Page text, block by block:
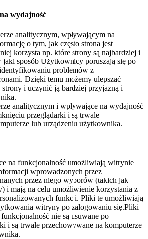
wydajność
analitycznym, wpływającym na
o tym, jak często strona jest
korzysta np. które strony są najbardziej i
jaki sposób Użytkownicy poruszają się po
problemów z
Dzięki temu możemy ulepszać
i uczynić ją bardziej przyjazną i
analitycznym i wpływające na wydajność
przeglądarki i są trwale
lub urządzeniu użytkownika.
na funkcjonalność umożliwiają witrynie
wprowadzonych przez
przez niego wyborów (takich jak
i mają na celu umożliwienie korzystania z
funkcji. Pliki te umożliwiają
witryny po zalogowaniu się.Pliki
nie są usuwane po
i są trwale przechowywane na komputerze